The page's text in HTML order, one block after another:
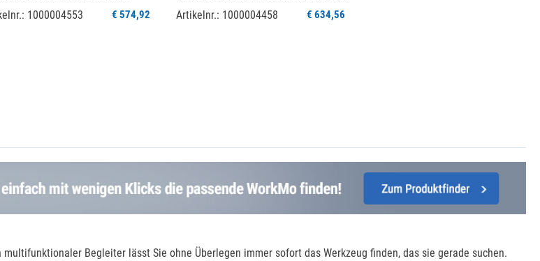
1000004553
€ 574,92
Artikelnr.: 1000004458
€ 634,56
Begleiter lässt Sie ohne Überlegen immer sofort das Werkzeug finden, das sie gerade suchen.